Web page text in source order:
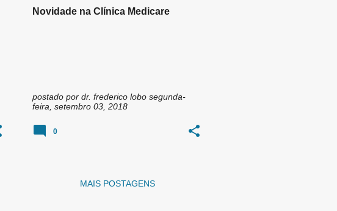
Novidade na Clínica Medicare
postado por dr. frederico lobo segunda-
feira, setembro 03, 2018
0
MAIS POSTAGENS